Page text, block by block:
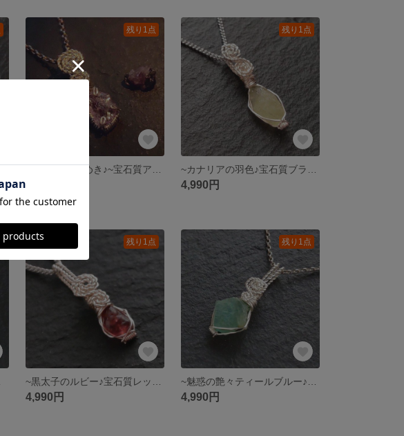
残り1点 残り1点
4,990円
残り1点
4,990円
残り1点
4,990円